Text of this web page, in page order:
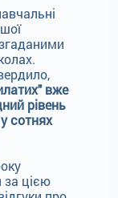
вже
рівень
сотнях
за цією